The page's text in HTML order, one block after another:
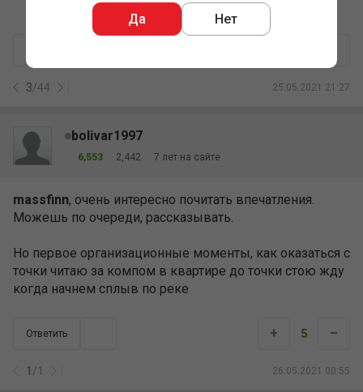
Да Нет
3/44 25.05.2021 21:27
bolivar1997
6,553 2,442 7 лет на сайте
massfinn, очень интересно почитать впечатления.
Можешь по очереди, рассказывать.
Но первое организационные моменты, как оказаться с
точки читаю за компом в квартире до точки стою жду
когда начнем сплыв по реке
Ответить
1 /1 26.05.2021 00:55
+ 5 –